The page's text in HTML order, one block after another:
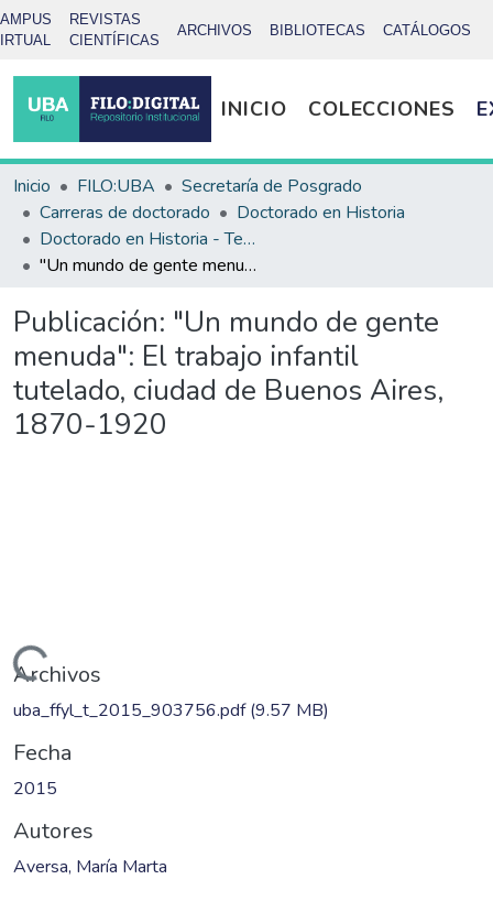
REVISTAS
CIENTÍFICAS
ARCHIVOS BIBLIOTECAS CATÁLOGOS
INICIO COLECCIONES
Inicio FILO:UBA
Secretaría de Posgrado
Carreras de doctorado
Doctorado en Historia
Doctorado en Historia - Tesis
"Un mundo de gente menuda": El trabajo infantil tutelado, ciudad de Buenos Aires, 1870-1920
Publicación: "Un mundo de gente
menuda": El trabajo infantil
tutelado, ciudad de Buenos Aires,
1870-1920
Cargando...
Archivos
uba_ffyl_t_2015_903756.pdf(9.57 MB)
Fecha
2015
Autores
Aversa, María Marta